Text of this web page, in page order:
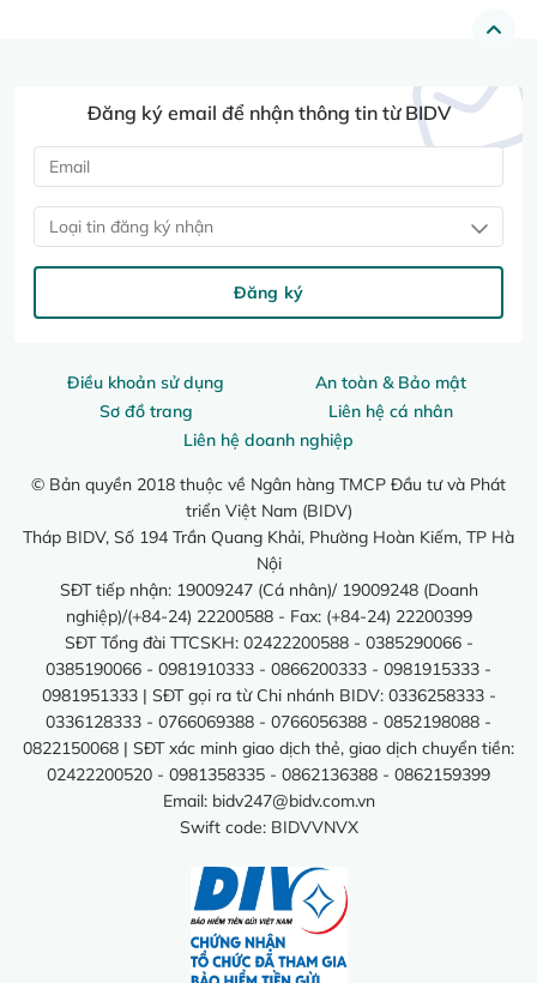
Điều khoản sử dụng
An toàn & Bảo mật
Sơ đồ trang
Liên hệ cá nhân
Liên hệ doanh nghiệp
© Bản quyền 2018 thuộc về Ngân hàng TMCP Đầu tư và Phát
triển Việt Nam (BIDV)
Tháp BIDV, Số 194 Trần Quang Khải, Phường Hoàn Kiếm, TP Hà
Nội
SĐT tiếp nhận: 19009247 (Cá nhân)/ 19009248 (Doanh
nghiệp)/(+84-24) 22200588 - Fax: (+84-24) 22200399
SĐT Tổng đài TTCSKH: 02422200588 - 0385290066 -
0385190066 - 0981910333 - 0866200333 - 0981915333 -
0981951333 | SĐT gọi ra từ Chi nhánh BIDV: 0336258333 -
0336128333 - 0766069388 - 0766056388 - 0852198088 -
0822150068 | SĐT xác minh giao dịch thẻ, giao dịch chuyển tiền:
02422200520 - 0981358335 - 0862136388 - 0862159399
Email: bidv247@bidv.com.vn
Swift code: BIDVVNVX
Đăng ký email để nhận thông tin từ BIDV
Loại tin đăng ký nhận
Đăng ký